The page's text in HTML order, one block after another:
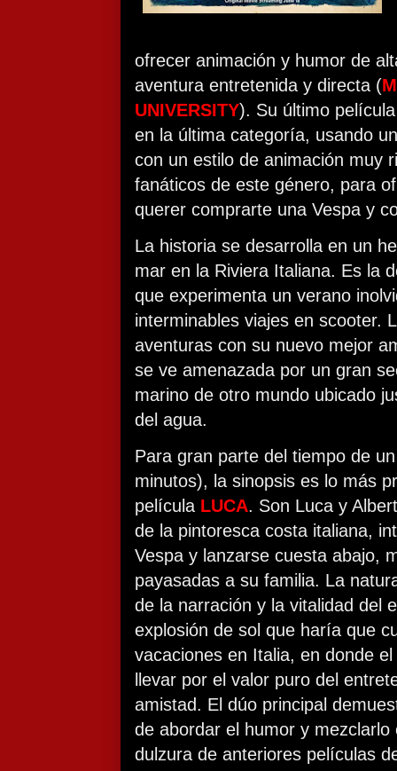
ofrecer animación y humor de
aventura entretenida y directa (
UNIVERSITY). Su último
en la última categoría, usando
con un estilo de animación muy
fanáticos de este género, para
querer comprarte una Vespa y
La historia se desarrolla en un
mar en la Riviera Italiana. Es la
que experimenta un verano
interminables viajes en scooter.
aventuras con su nuevo mejor
se ve amenazada por un gran
marino de otro mundo ubicado
del agua.
Para gran parte del tiempo de
minutos), la sinopsis es lo más
película LUCA. Son Luca y
de la pintoresca costa italiana,
Vespa y lanzarse cuesta abajo,
payasadas a su familia. La
de la narración y la vitalidad del
explosión de sol que haría que
vacaciones en Italia, en donde
llevar por el valor puro del
amistad. El dúo principal
de abordar el humor y
dulzura de anteriores películas